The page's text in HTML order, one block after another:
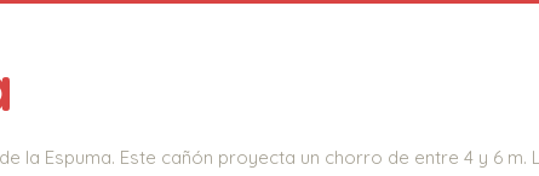
la Espuma. Este cañón proyecta un chorro de entre 4 y 6